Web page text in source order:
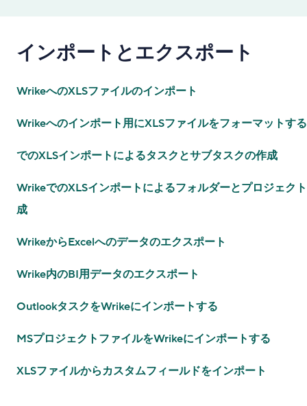
インポートとエクスポート
WrikeへのXLSファイルのインポート
Wrikeへのインポート用にXLSファイルをフォーマットする
でのXLSインポートによるタスクとサブタスクの作成
WrikeでのXLSインポートによるフォルダーとプロジェク
成
WrikeからExcelへのデータのエクスポート
Wrike内のBI用データのエクスポート
OutlookタスクをWrikeにインポートする
MSプロジェクトファイルをWrikeにインポートする
XLSファイルからカスタムフィールドをインポート